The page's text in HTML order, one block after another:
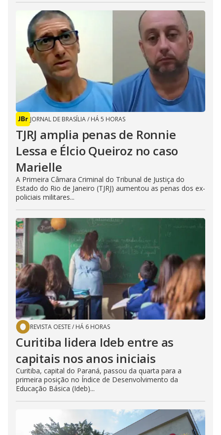
JORNAL DE BRASÍLIA/ HÁ 5 HORAS
TJRJ amplia penas de Ronnie
Lessa e Élcio Queiroz no caso
Marielle
A Primeira Câmara Criminal do Tribunal de Justiça do
Estado do Rio de Janeiro (TJRJ) aumentou as penas dos ex-
policiais militares...
REVISTA OESTE/ HÁ 6 HORAS
Curitiba lidera Ideb entre as
capitais nos anos iniciais
Curitiba, capital do Paraná, passou da quarta para a
primeira posição no Índice de Desenvolvimento da
Educação Básica (Ideb)...